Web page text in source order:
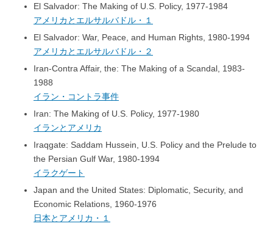
El Salvador: The Making of U.S. Policy, 1977-1984
アメリカとエルサルバドル・１
El Salvador: War, Peace, and Human Rights, 1980-1994
アメリカとエルサルバドル・２
Iran-Contra Affair, the: The Making of a Scandal, 1983-
1988
イラン・コントラ事件
Iran: The Making of U.S. Policy, 1977-1980
イランとアメリカ
Iraqgate: Saddam Hussein, U.S. Policy and the Prelude to
the Persian Gulf War, 1980-1994
イラクゲート
Japan and the United States: Diplomatic, Security, and
Economic Relations, 1960-1976
日本とアメリカ・１